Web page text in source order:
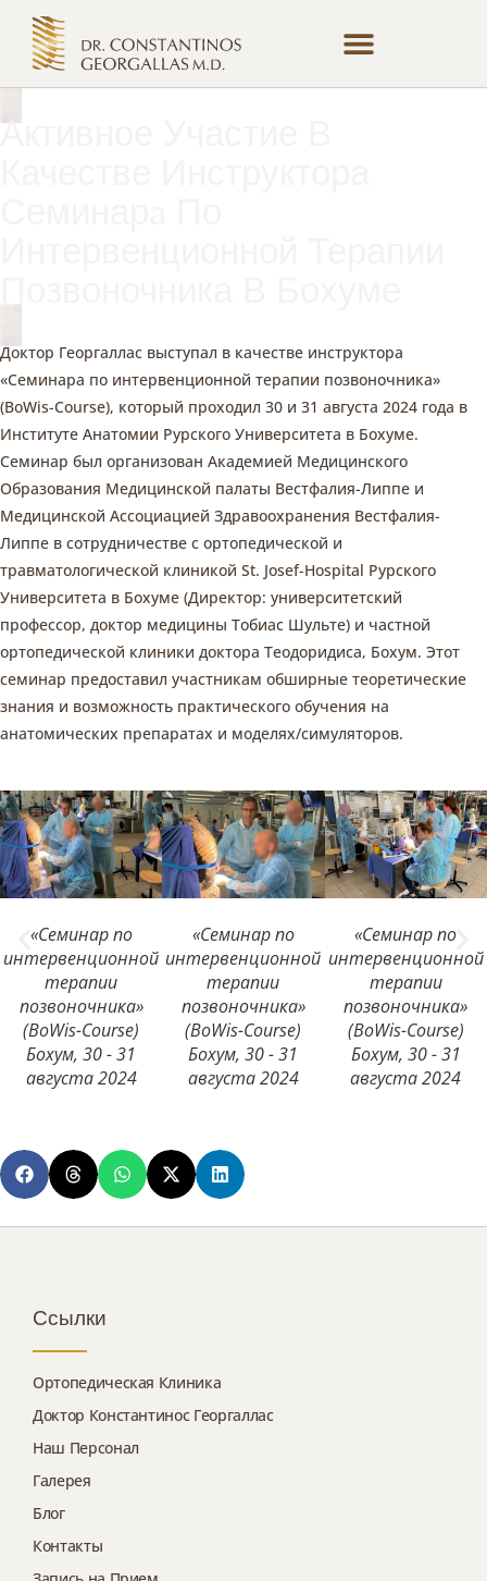
Активное Участие В
Доктор Георгаллас выступал в качестве инструктора
«Семинара по интервенционной терапии позвоночника»
(BoWis-Course), который проходил 30 и 31 aвгустa 2024 года в
Институте Анатомии Рурского Университета в Бохуме.
Семинар был организован Академией Медицинского
Образования Медицинской палаты Вестфалия-Липпе и
Медицинской Ассоциацией Здравоохранения Вестфалия-
Липпе в сотрудничестве с ортопедической и
травматологической клиникой St. Josef-Hospital Рурского
Университета в Бохуме (Директор: университетский
профессор, доктор медицины Тобиас Шульте) и частной
ортопедической клиники доктора Теодоридиса, Бохум. Этот
семинар предоставил участникам обширные теоретические
знания и возможность практического обучения на
анатомических препаратах и моделях/симуляторов.
«Семинар по
интервенционной
терапии
позвоночника»
(BoWis-Course)
Бохум, 30 - 31
aвгустa 2024
«Семинар по
интервенционной
терапии
позвоночника»
(BoWis-Course)
Бохум, 30 - 31
aвгустa 2024
«Семинар по
интервенционной
терапии
позвоночника»
(BoWis-Course)
Бохум, 30 - 31
aвгустa 2024
Ссылки
Ортопедическая Клиника
Доктор Константинос Георгаллас
Наш Персонал
Галерея
Блог
Контакты